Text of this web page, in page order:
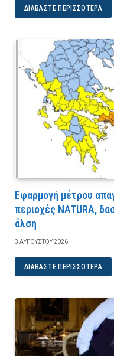
ΔΙΑΒΆΣΤΕ ΠΕΡΙΣΣΌΤΕΡΑ
Εφαρμογή μέτρου
περιοχές NATURA,
άλση
3 ΑΥΓΟΎΣΤΟΥ 2026
ΔΙΑΒΆΣΤΕ ΠΕΡΙΣΣΌΤΕΡΑ